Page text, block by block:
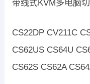
带线式KVM多电脑
CS22DP CV211C
CS62US CS64U
CS62S CS62A